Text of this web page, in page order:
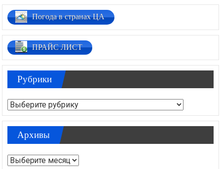
Погода в странах ЦА
ПРАЙС ЛИСТ
Рубрики
Рубрики
Архивы
Архивы